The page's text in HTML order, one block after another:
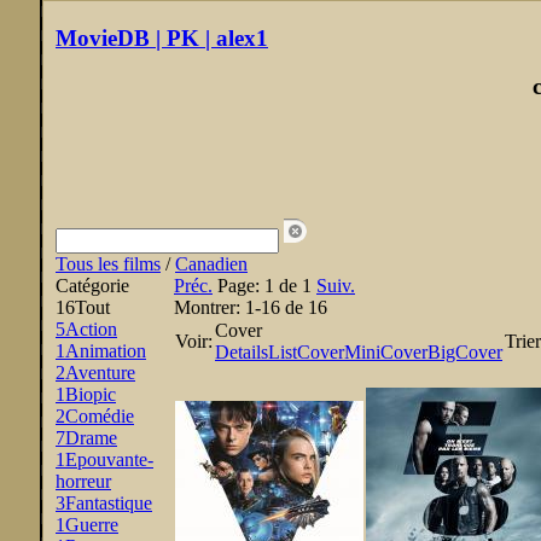
MovieDB | PK | alex1
Tous les films /Canadien
Catégorie
16Tout
5Action
1Animation
2Aventure
1Biopic
2Comédie
7Drame
1Epouvante-
horreur
3Fantastique
1Guerre
Préc. Page: 1 de 1 Suiv.
Montrer: 1-16 de 16
Voir:
Cover
DetailsListCoverMiniCoverBigCover